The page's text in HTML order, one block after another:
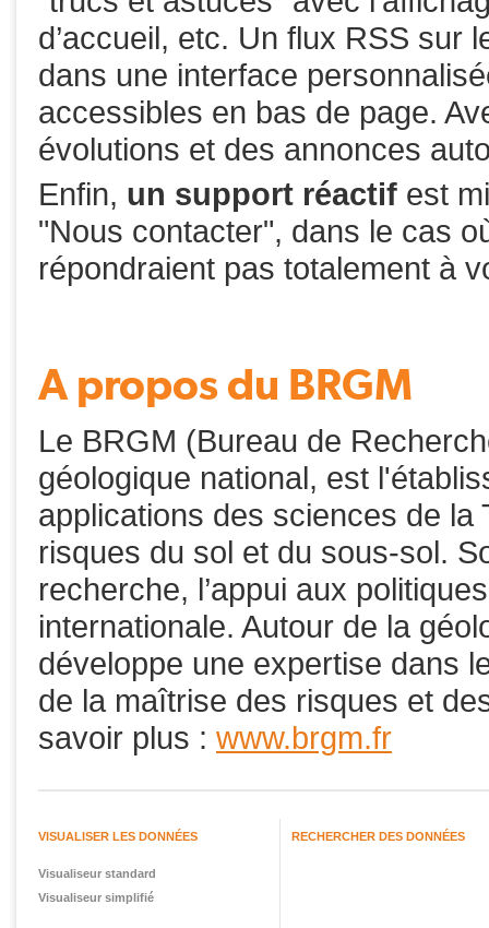
d’accueil, etc. Un flux RSS sur
dans une interface
accessibles en bas de page.
évolutions et des annonces
Enfin, un support réactif est
"Nous contacter", dans le cas
répondraient pas totalement à
A propos du BRGM
Le BRGM (Bureau de
géologique national, est
applications des sciences de
risques du sol et du sous-sol.
recherche, l’appui aux
internationale. Autour de la
développe une expertise dans
de la maîtrise des risques et
savoir plus : www.brgm.fr
VISUALISER LES DONNÉES
Visualiseur standard
Visualiseur simplifié
RECHERCHER DES DONNÉES